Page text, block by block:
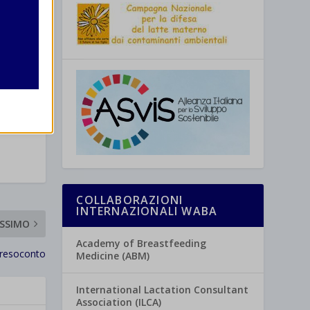
COLLABORAZIONI
INTERNAZIONALI WABA
Academy of Breastfeeding
Medicine (ABM)
International Lactation Consultant
Association (ILCA)